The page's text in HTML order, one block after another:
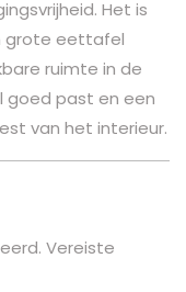
Het is
grote eettafel
ruimte in de
goed past en een
van het interieur.
Vereiste